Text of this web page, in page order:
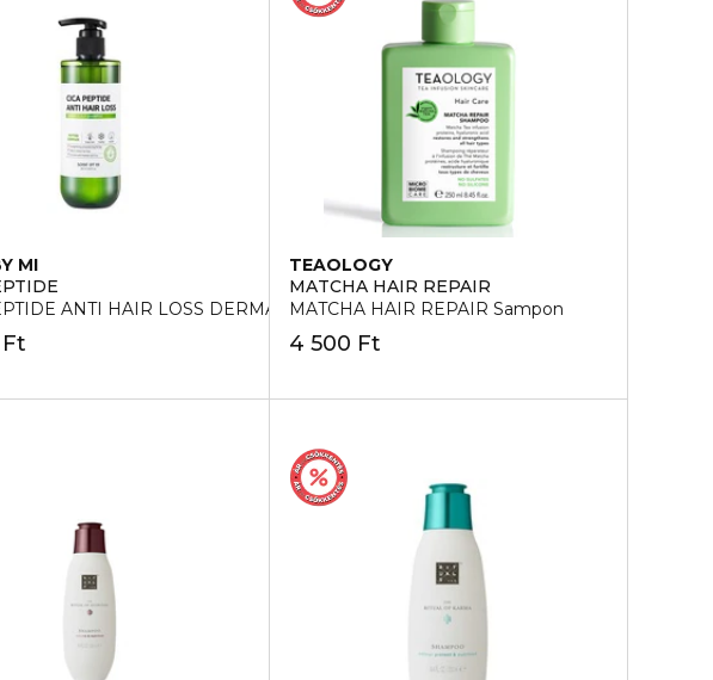
MI
ANTI HAIR LOSS DERMA SCALP Sampon
TEAOLOGY
MATCHA HAIR REPAIR
MATCHA HAIR REPAIR Sampon
4 500 Ft